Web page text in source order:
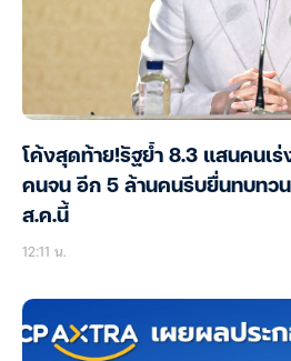
โค้งสุดท้าย!รัฐย้ำ 8.3 แสนคนเ
คนจน อีก 5 ล้านคนรีบยื่นทบทว
ส.ค.นี้
12:11 น.